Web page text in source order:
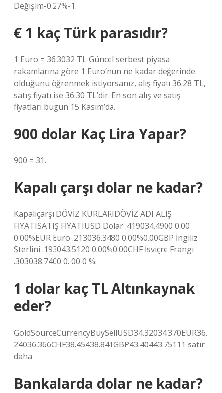
Değişim-0.27%-1.
€ 1 kaç Türk parasıdır?
1 Euro = 36.3032 TL Güncel serbest piyasa
rakamlarına göre 1 Euro’nun ne kadar değerinde
olduğunu öğrenmek istiyorsanız, alış fiyatı 36.28 TL,
satış fiyatı ise 36.30 TL’dir. En son alış ve satış
fiyatları bugün 15 Kasım’da.
900 dolar Kaç Lira Yapar?
900 = 31.
Kapalı çarşı dolar ne kadar?
Kapalıçarşı DÖVİZ KURLARIDÖVİZ ADI ALIŞ
FİYATISATIŞ FİYATIUSD Dolar .419034.4900 0.00
0.00%EUR Euro .213036.3480 0.00%0.00GBP İngiliz
Sterlini .193043.5120 0.00%0.00CHF İsviçre Frangı
.303038.7400 0. 00 0 %.
1 dolar kaç TL Altınkaynak
eder?
GoldSourceCurrencyBuySellUSD34.32034.370EUR36.
24036.366CHF38.45438.841GBP43.40443.75111 satır
daha
Bankalarda dolar ne kadar?